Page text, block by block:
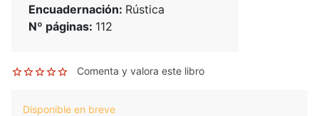
Encuadernación: Rústica
Nº páginas: 112
Comenta y valora este libro
Disponible en breve